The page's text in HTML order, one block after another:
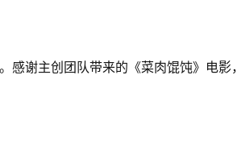
感谢主创团队带来的《菜肉馄饨》电